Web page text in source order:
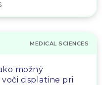
MEDICAL SCIENCES
možný
cisplatine pri